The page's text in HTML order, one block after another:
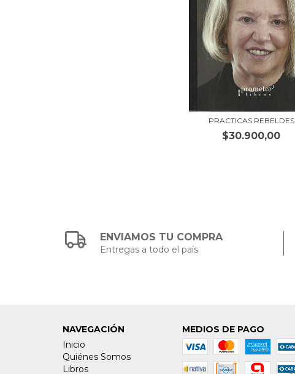
PRACTICAS REBELDES
$30.900,00
ENVIAMOS TU COMPRA
Entregas a todo el país
NAVEGACIÓN
Inicio
Quiénes Somos
Libros
MEDIOS DE PAGO